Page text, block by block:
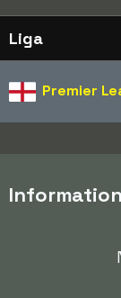
Liga
Premier